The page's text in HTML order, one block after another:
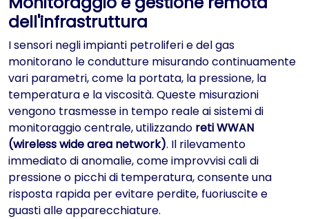
dell'infrastruttura
I sensori negli impianti petroliferi e del gas
monitorano le condutture misurando continuamente
vari parametri, come la portata, la pressione, la
temperatura e la viscosità. Queste misurazioni
vengono trasmesse in tempo reale ai sistemi di
monitoraggio centrale, utilizzando reti WWAN
(wireless wide area network). Il rilevamento
immediato di anomalie, come improvvisi cali di
pressione o picchi di temperatura, consente una
risposta rapida per evitare perdite, fuoriuscite e
guasti alle apparecchiature.